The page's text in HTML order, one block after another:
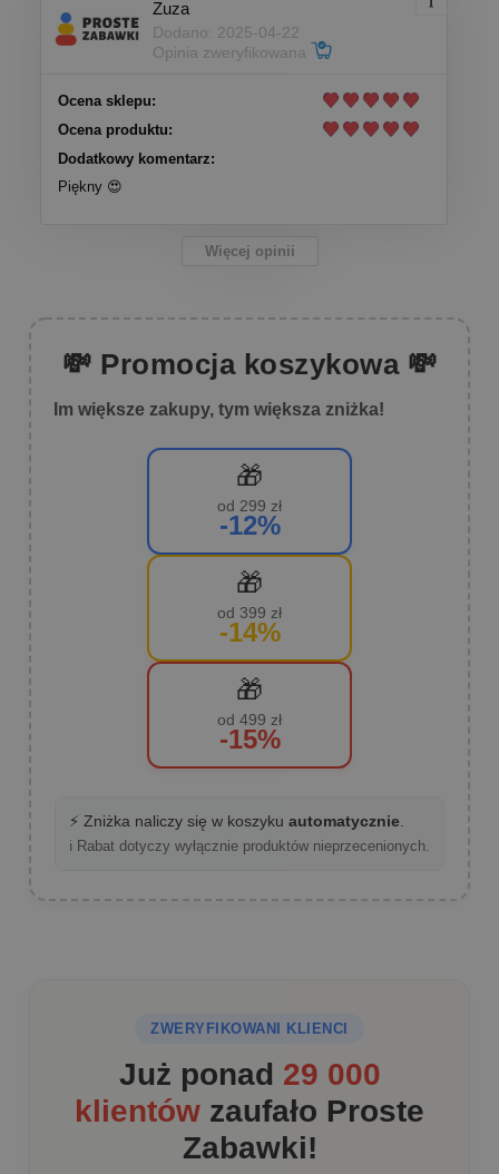
Zuza
Dodano: 2025-04-22
Opinia zweryfikowana
Ocena sklepu:
Ocena produktu:
Dodatkowy komentarz:
Piękny 😍
Więcej opinii
💸 Promocja koszykowa 💸
Im większe zakupy, tym większa zniżka!
🎁
od 299 zł
-12%
🎁
od 399 zł
-14%
🎁
od 499 zł
-15%
⚡ Zniżka naliczy się w koszyku automatycznie
ℹ️ Rabat dotyczy wyłącznie produktów nieprzecenionych.
ZWERYFIKOWANI KLIENCI
Już ponad 29 000
klientów zaufało Proste
Zabawki!